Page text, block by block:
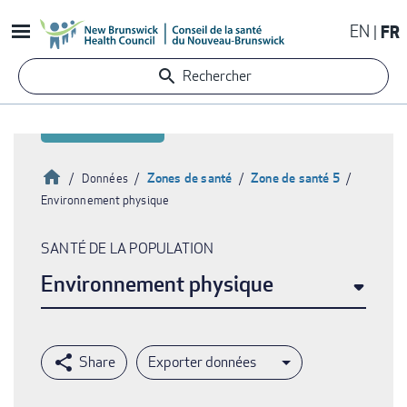
au
contenu
principal
EN FR
Rechercher
d'Ariane
Accueil
Données Zones de santé Zone de santé 5
Environnement physique
SANTÉ DE LA POPULATION
Environnement physique
Exporter données